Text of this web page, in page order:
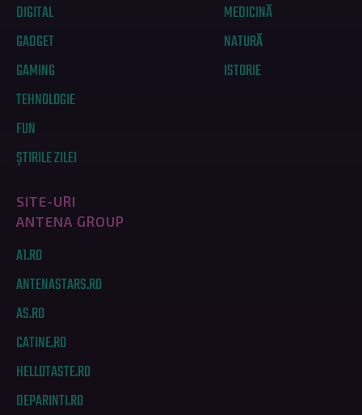
DIGITAL
GADGET
GAMING
TEHNOLOGIE
FUN
ȘTIRILE ZILEI
MEDICINĂ
NATURĂ
ISTORIE
SITE-URI
ANTENA GROUP
A1.RO
ANTENASTARS.RO
AS.RO
CATINE.RO
HELLOTASTE.RO
DEPARINTI.RO